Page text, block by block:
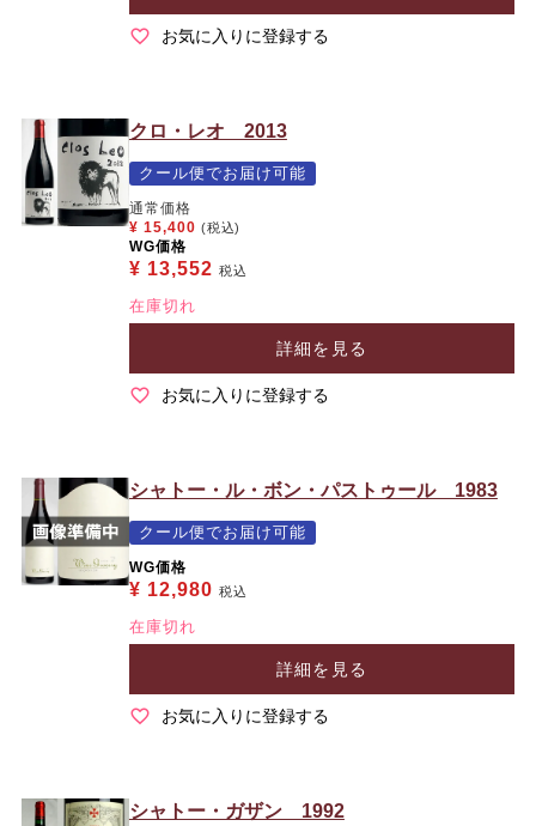
お気に入りに登録する
クロ・レオ 2013
クール便でお届け可能
通常価格
¥ 15,400 (税込)
WG価格
¥ 13,552 税込
在庫切れ
詳細を見る
お気に入りに登録する
シャトー・ル・ボン・パストゥール 1983
クール便でお届け可能
WG価格
¥ 12,980 税込
在庫切れ
詳細を見る
お気に入りに登録する
シャトー・ガザン 1992